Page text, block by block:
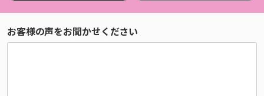
お客様の声をお聞かせください